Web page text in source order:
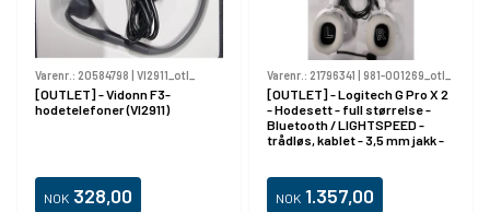
Varenr.: 20584798 VI2911_otl_
[OUTLET] - Vidonn F3-
hodetelefoner (VI2911)
NOK 328,00
Varenr.: 21796341 981-001269_otl_
[OUTLET] - Logitech G Pro X 2
- Hodesett - full størrelse -
Bluetooth / LIGHTSPEED -
trådløs, kablet - 3,5 mm jakk -
NOK 1.357,00